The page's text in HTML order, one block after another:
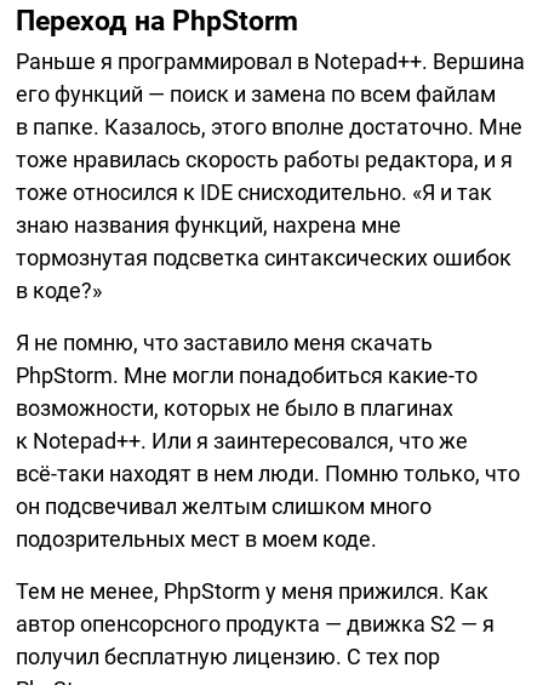
Переход на PhpStorm
Раньше я программировал в Notepad++. Вершина
его функций — поиск и замена по всем файлам
в папке. Казалось, этого вполне достаточно. Мне
тоже нравилась скорость работы редактора, и я
тоже относился к IDE снисходительно. «Я и так
знаю названия функций, нахрена мне
тормознутая подсветка синтаксических ошибок
в коде?»
Я не помню, что заставило меня скачать
PhpStorm. Мне могли понадобиться какие-то
возможности, которых не было в плагинах
к Notepad++. Или я заинтересовался, что же
всё-таки находят в нем люди. Помню только, что
он подсвечивал желтым слишком много
подозрительных мест в моем коде.
Тем не менее, PhpStorm у меня прижился. Как
автор опенсорсного продукта — движка S2 — я
получил бесплатную лицензию. С тех пор